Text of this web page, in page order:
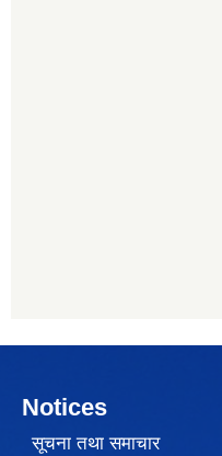
Notices
सूचना तथा समाचार